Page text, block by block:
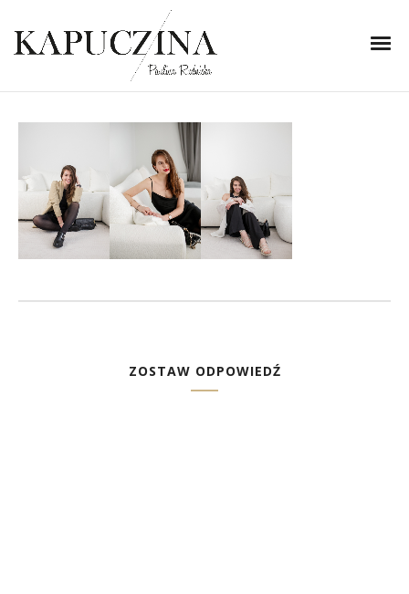
20 marca 2023
szafa kapsułowa naree
Written by
ZOSTAW ODPOWIEDŹ